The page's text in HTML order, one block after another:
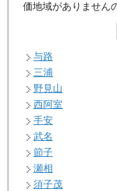
価地域がありません
与路
三浦
野見山
西阿室
手安
武名
節子
瀬相
須子茂